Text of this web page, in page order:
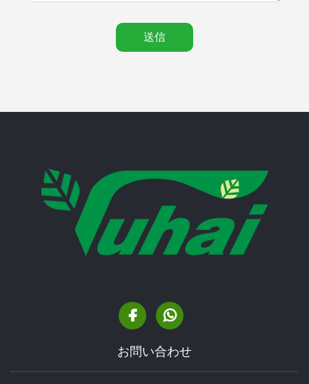
送信
お問い合わせ